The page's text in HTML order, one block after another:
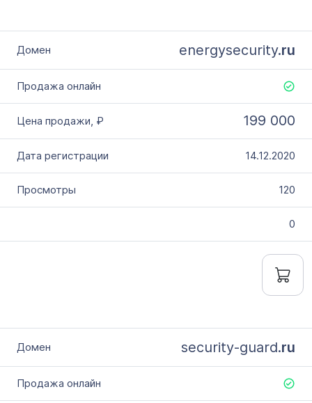
energysecurity.ru
199 000
14.12.2020
120
0
security-guard.ru